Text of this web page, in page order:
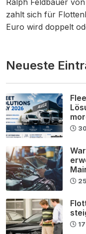
zahlt sich für
Euro wird doppelt
Neueste